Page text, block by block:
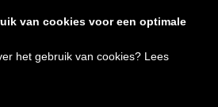
van cookies voor een optimale
het gebruik van cookies? Lees